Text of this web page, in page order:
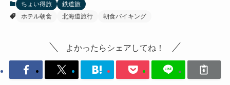
ちょい得旅
鉄道旅
ホテル朝食
北海道旅行 朝食バイキング
よかったらシェアしてね！